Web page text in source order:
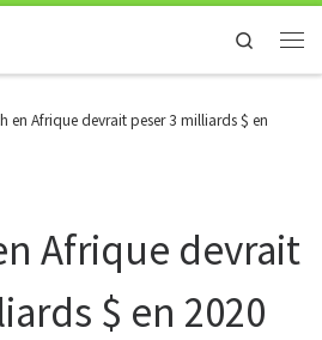
Search
en Afrique devrait peser 3 milliards $ en
Afrique devrait
$ en 2020